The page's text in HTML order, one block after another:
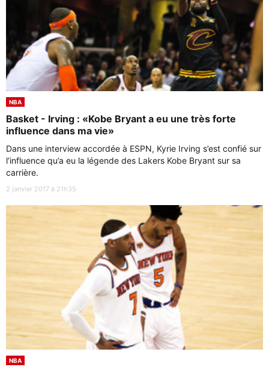
NBA
Basket - Irving : «Kobe Bryant a eu une très forte
influence dans ma vie»
Dans une interview accordée à ESPN, Kyrie Irving s’est confié sur
l’influence qu’a eu la légende des Lakers Kobe Bryant sur sa
carrière.
2 janvier 2017 à 21h35
NBA